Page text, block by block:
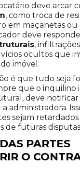
deve arcar
, como troca de
em maçanetas
deve
,
ocultos que
imóvel.
é que tudo seja
que o inquilino
deve notificar
administradora.
sejam
de futuras
PARTES
O